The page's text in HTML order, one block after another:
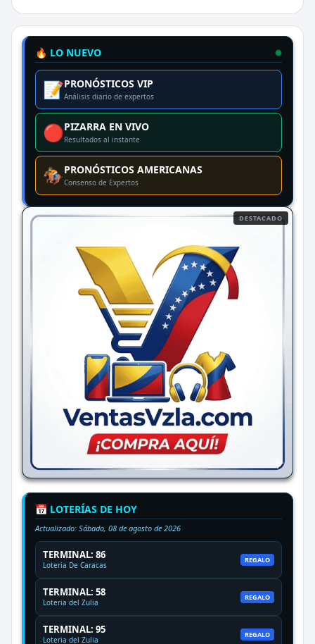
🔥 LO NUEVO
📝PRONÓSTICOS VIP
Análisis diario de expertos
🔴PIZARRA EN VIVO
Resultados al instante
🏇PRONÓSTICOS AMERICANAS
Consenso de Expertos
DESTACADO
📅 LOTERÍAS DE HOY
Actualizado: Sábado, 08 de agosto de 2026
TERMINAL: 86
Loteria De Caracas
REGALO
TERMINAL: 58
Loteria del Zulia
REGALO
TERMINAL: 95
Loteria del Zulia
REGALO